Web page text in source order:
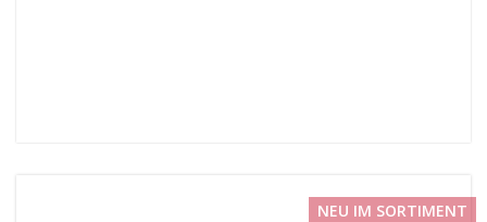
NEU IM SORTIMENT